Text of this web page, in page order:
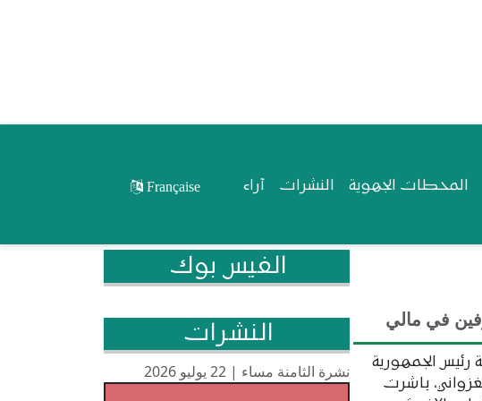
المحطات الجهوية النشرات آراء Française
في مالي
الجمهورية
باشرت
الفيس بوك
النشرات
نشرة الثامنة مساء | 22 يوليو 2026